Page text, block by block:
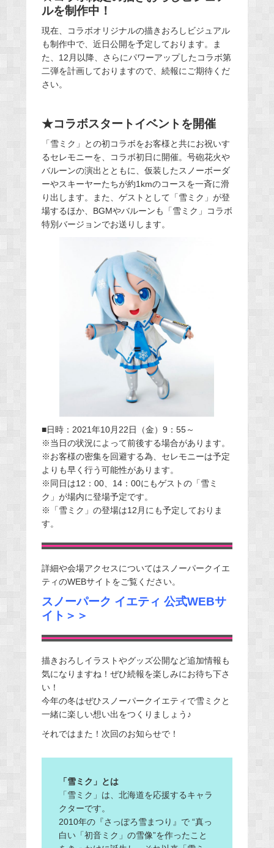
ルを制作中！
現在、コラボオリジナルの描きおろしビジュアル
も制作中で、近日公開を予定しております。ま
た、12月以降、さらにパワーアップしたコラボ第
二弾を計画しておりますので、続報にご期待くだ
さい。
★コラボスタートイベントを開催
「雪ミク」との初コラボをお客様と共にお祝いす
るセレモニーを、コラボ初日に開催。号砲花火や
バルーンの演出とともに、仮装したスノーボーダ
ーやスキーヤーたちが約1kmのコースを一斉に滑
り出します。また、ゲストとして「雪ミク」が登
場するほか、BGMやバルーンも「雪ミク」コラボ
特別バージョンでお送りします。
■日時：2021年10月22日（金）9：55～
※当日の状況によって前後する場合があります。
※お客様の密集を回避する為、セレモニーは予定
よりも早く行う可能性があります。
※同日は12：00、14：00にもゲストの「雪ミ
ク」が場内に登場予定です。
※「雪ミク」の登場は12月にも予定しておりま
す。
詳細や会場アクセスについてはスノーパークイエ
ティのWEBサイトをご覧ください。
スノーパーク イエティ 公式WEBサ
イト＞＞
描きおろしイラストやグッズ公開など追加情報も
気になりますね！ぜひ続報を楽しみにお待ち下さ
い！
今年の冬はぜひスノーパークイエティで雪ミクと
一緒に楽しい想い出をつくりましょう♪
それではまた！次回のお知らせで！
「雪ミク」とは
「雪ミク」は、北海道を応援するキャラ
クターです。
2010年の『さっぽろ雪まつり』で “真っ
白い「初音ミク」の雪像”を作ったこと